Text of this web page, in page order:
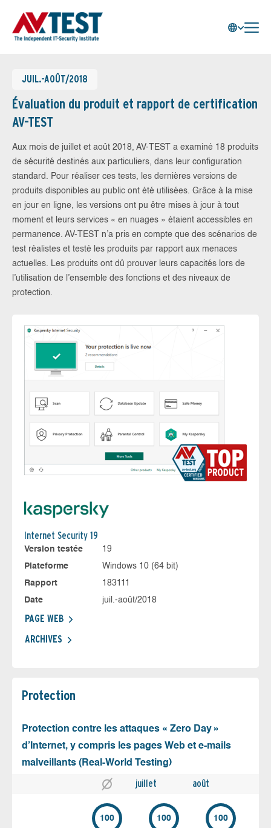
JUIL.-AOÛT/2018
Évaluation du produit et rapport de certification
AV-TEST
Aux mois de juillet et août 2018, AV-TEST a examiné 18 produits
de sécurité destinés aux particuliers, dans leur configuration
standard. Pour réaliser ces tests, les dernières versions de
produits disponibles au public ont été utilisées. Grâce à la mise
en jour en ligne, les versions ont pu être mises à jour à tout
moment et leurs services « en nuages » étaient accessibles en
permanence. AV-TEST n’a pris en compte que des scénarios de
test réalistes et testé les produits par rapport aux menaces
actuelles. Les produits ont dû prouver leurs capacités lors de
l’utilisation de l’ensemble des fonctions et des niveaux de
protection.
Internet Security 19
Version testée
19
Plateforme
Windows 10 (64 bit)
Rapport
183111
Date
juil.-août/2018
PAGE WEB
ARCHIVES
Protection
Protection contre les attaques « Zero Day »
d’Internet, y compris les pages Web et e-mails
malveillants (Real-World Testing)
juillet août
100 100 100